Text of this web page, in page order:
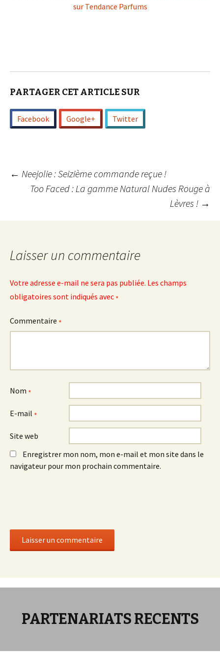
sur Tendance Parfums
PARTAGER CET ARTICLE SUR
Facebook Google+ Twitter
Navigation
← Neejolie : Seizième commande reçue !
Too Faced : La gamme Natural Nudes Rouge à
Lèvres ! →
Laisser un commentaire
Votre adresse e-mail ne sera pas publiée. Les champs
obligatoires sont indiqués avec *
Commentaire *
Nom *
E-mail *
Site web
Enregistrer mon nom, mon e-mail et mon site dans le
navigateur pour mon prochain commentaire.
PARTENARIATS RECENTS